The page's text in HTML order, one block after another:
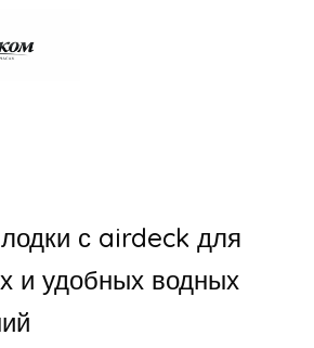
с airdeck для
и удобных водных